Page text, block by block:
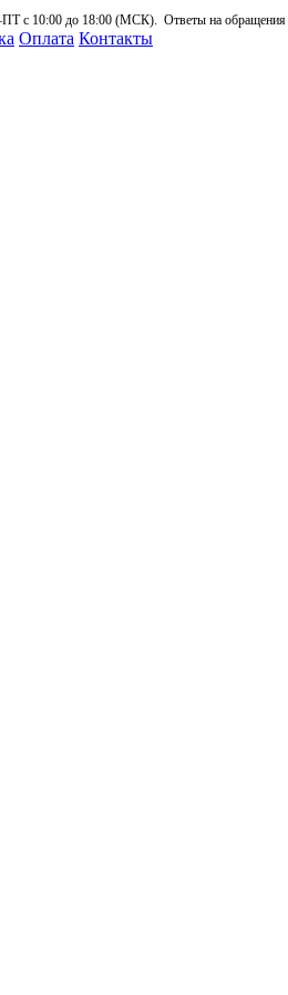
10:00 до 18:00 (МСК). Ответы на обращения
Оплата Контакты